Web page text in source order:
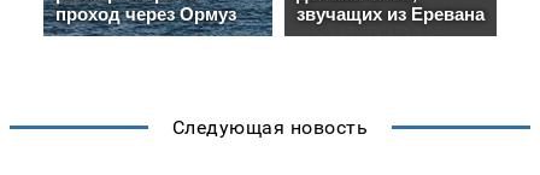
Следующая новость